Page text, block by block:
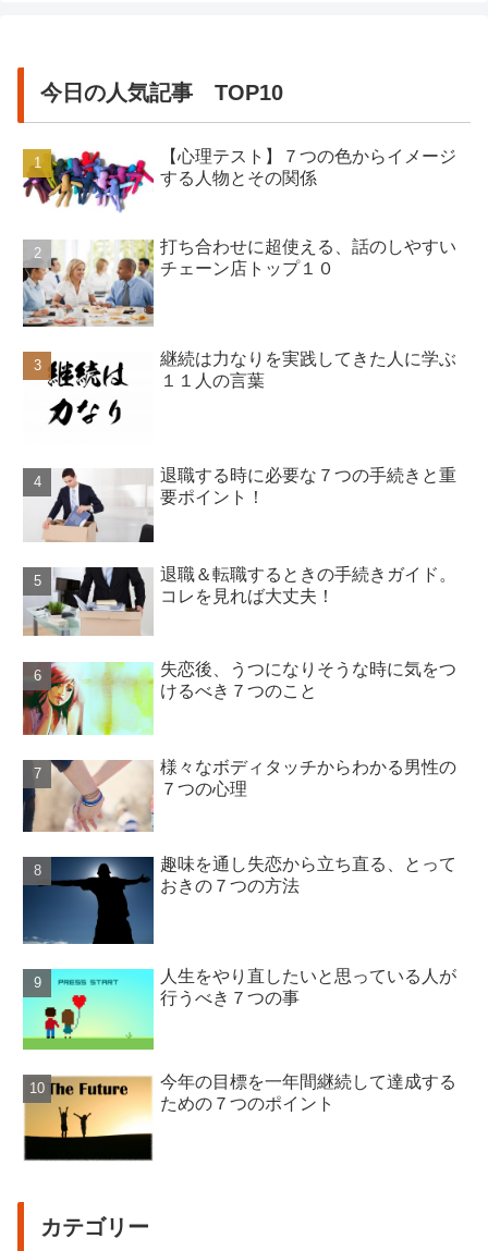
今日の人気記事 TOP10
【心理テスト】７つの色からイメージ
する人物とその関係
打ち合わせに超使える、話のしやすい
チェーン店トップ１０
継続は力なりを実践してきた人に学ぶ
１１人の言葉
退職する時に必要な７つの手続きと重
要ポイント！
退職＆転職するときの手続きガイド。
コレを見れば大丈夫！
失恋後、うつになりそうな時に気をつ
けるべき７つのこと
様々なボディタッチからわかる男性の
７つの心理
趣味を通し失恋から立ち直る、とって
おきの７つの方法
人生をやり直したいと思っている人が
行うべき７つの事
今年の目標を一年間継続して達成する
ための７つのポイント
カテゴリー